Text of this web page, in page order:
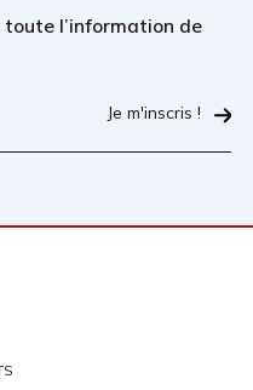
toute l’information de
Je m'inscris !